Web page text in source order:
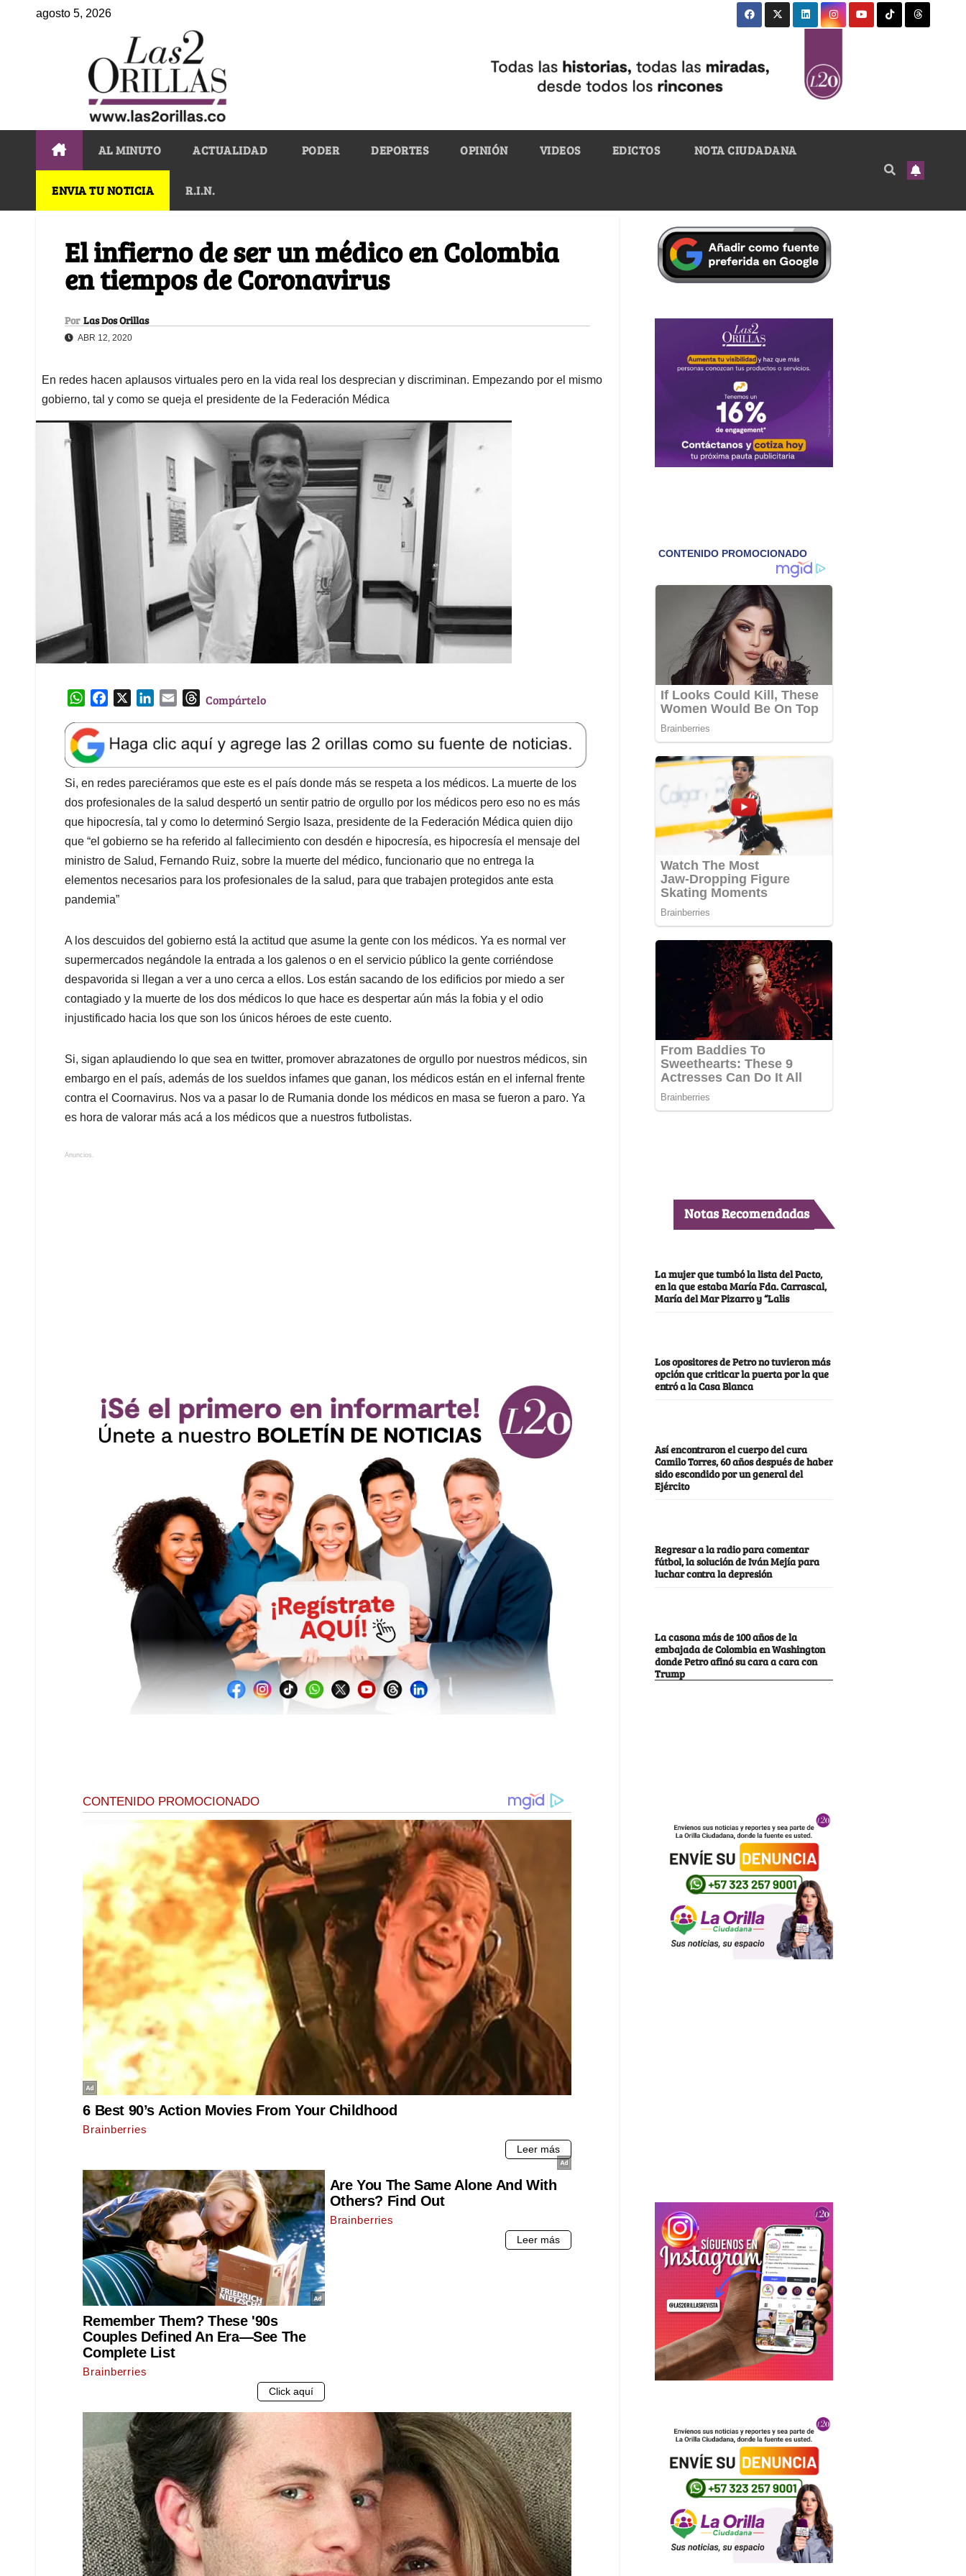
agosto 5, 2026
AL MINUTO ACTUALIDAD PODER DEPORTES OPINIÓN VIDEOS EDICTOS NOTA CIUDADANA
ENVIA TU NOTICIA R.I.N.
El infierno de ser un médico en Colombia
en tiempos de Coronavirus
Por Las Dos Orillas
ABR 12, 2020
En redes hacen aplausos virtuales pero en la vida real los desprecian y discriminan. Empezando por el mismo
gobierno, tal y como se queja el presidente de la Federación Médica
W
a
t
s
A
p
p
e
b
o
o
k
k
e
d
I
n
l
T
e
a
d
s
Compártelo
Si, en redes pareciéramos que este es el país donde más se respeta a los médicos. La muerte de los
dos profesionales de la salud despertó un sentir patrio de orgullo por los médicos pero eso no es más
que hipocresía, tal y como lo determinó Sergio Isaza, presidente de la Federación Médica quien dijo
que “el gobierno se ha referido al fallecimiento con desdén e hipocresía, es hipocresía el mensaje del
ministro de Salud, Fernando Ruiz, sobre la muerte del médico, funcionario que no entrega la
elementos necesarios para los profesionales de la salud, para que trabajen protegidos ante esta
pandemia”
A los descuidos del gobierno está la actitud que asume la gente con los médicos. Ya es normal ver
supermercados negándole la entrada a los galenos o en el servicio público la gente corriéndose
despavorida si llegan a ver a uno cerca a ellos. Los están sacando de los edificios por miedo a ser
contagiado y la muerte de los dos médicos lo que hace es despertar aún más la fobia y el odio
injustificado hacia los que son los únicos héroes de este cuento.
Si, sigan aplaudiendo lo que sea en twitter, promover abrazatones de orgullo por nuestros médicos, sin
embargo en el país, además de los sueldos infames que ganan, los médicos están en el infernal frente
contra el Coornavirus. Nos va a pasar lo de Rumania donde los médicos en masa se fueron a paro. Ya
es hora de valorar más acá a los médicos que a nuestros futbolistas.
Anuncios.
Notas Recomendadas
La mujer que tumbó la lista del Pacto,
en la que estaba María Fda. Carrascal,
María del Mar Pizarro y “Lalis
Los opositores de Petro no tuvieron más
opción que criticar la puerta por la que
entró a la Casa Blanca
Así encontraron el cuerpo del cura
Camilo Torres, 60 años después de haber
sido escondido por un general del
Ejército
Regresar a la radio para comentar
fútbol, la solución de Iván Mejía para
luchar contra la depresión
La casona más de 100 años de la
embajada de Colombia en Washington
donde Petro afinó su cara a cara con
Trump